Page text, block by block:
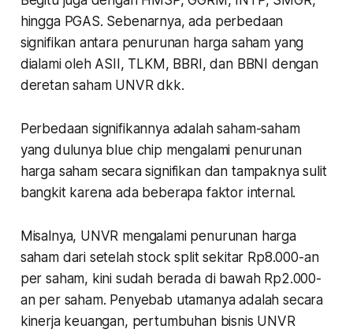
hingga PGAS. Sebenarnya, ada perbedaan
signifikan antara penurunan harga saham yang
dialami oleh ASII, TLKM, BBRI, dan BBNI dengan
deretan saham UNVR dkk.
Perbedaan signifikannya adalah saham-saham
yang dulunya blue chip mengalami penurunan
harga saham secara signifikan dan tampaknya sulit
bangkit karena ada beberapa faktor internal.
Misalnya, UNVR mengalami penurunan harga
saham dari setelah stock split sekitar Rp8.000-an
per saham, kini sudah berada di bawah Rp2.000-
an per saham. Penyebab utamanya adalah secara
kinerja keuangan, pertumbuhan bisnis UNVR